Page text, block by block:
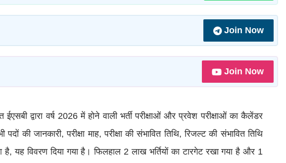
Join Now
Join Now
द्वारा वर्ष 2026 में होने वाली भर्ती परीक्षाओं और प्रवेश परीक्षाओं का कैलेंडर
की जानकारी, परीक्षा माह, परीक्षा की संभावित तिथि, रिजल्ट की संभावित तिथि
यह विवरण दिया गया है। फिलहाल 2 लाख भर्तियों का टारगेट रखा गया है और 1